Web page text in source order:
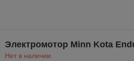
Электромотор Minn Kota
Нет в наличии